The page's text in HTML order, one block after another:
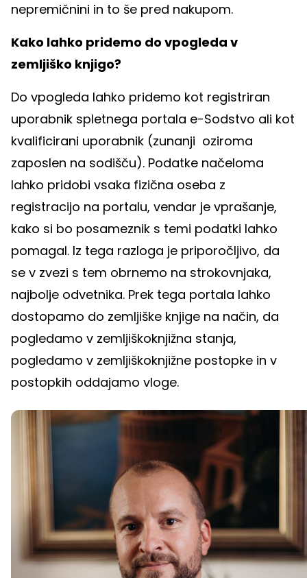
nepremičnini in to še pred nakupom.
Kako lahko pridemo do vpogleda v
zemljiško knjigo?
Do vpogleda lahko pridemo kot registriran
uporabnik spletnega portala e-Sodstvo ali kot
kvalificirani uporabnik (zunanji oziroma
zaposlen na sodišču). Podatke načeloma
lahko pridobi vsaka fizična oseba z
registracijo na portalu, vendar je vprašanje,
kako si bo posameznik s temi podatki lahko
pomagal. Iz tega razloga je priporočljivo, da
se v zvezi s tem obrnemo na strokovnjaka,
najbolje odvetnika. Prek tega portala lahko
dostopamo do zemljiške knjige na način, da
pogledamo v zemljiškoknjižna stanja,
pogledamo v zemljiškoknjižne postopke in v
postopkih oddajamo vloge.